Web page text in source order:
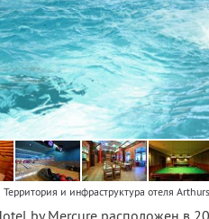
Территория и инфраструктура отеля